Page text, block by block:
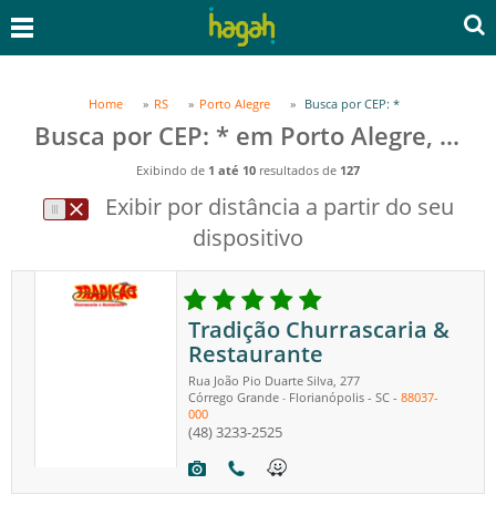
Home RS Porto Alegre Busca por CEP: *
Busca por CEP: * em Porto Alegre, RS
Exibindo de 1 até 10 resultados de 127
Exibir por distância a partir do seu
dispositivo
Tradição Churrascaria &
Restaurante
Rua João Pio Duarte Silva, 277
Córrego Grande - Florianópolis- SC- 88037-
000
(48) 3233-2525